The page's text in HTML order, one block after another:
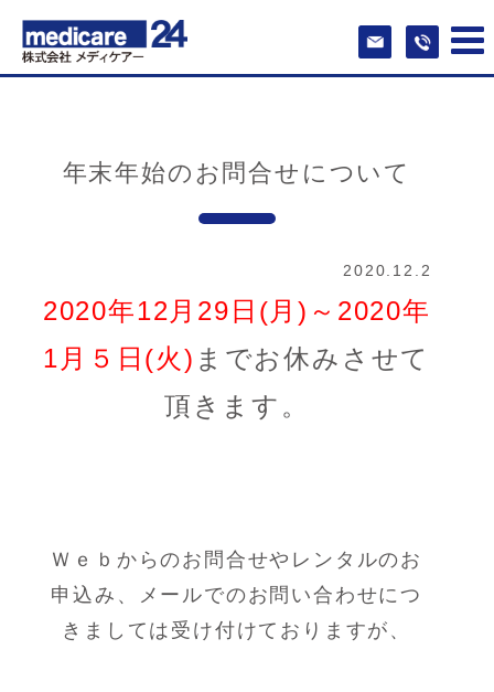
年末年始のお問合せについて
2020.12.2
2020年12月29日(月)～2020年
1月５日(火) までお休みさせて
頂きます。
Ｗｅｂからのお問合せやレンタルのお
申込み、メールでのお問い合わせにつ
きましては受け付けておりますが、